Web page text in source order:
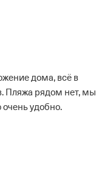
дома, всё в
Пляжа рядом нет, мы
удобно.